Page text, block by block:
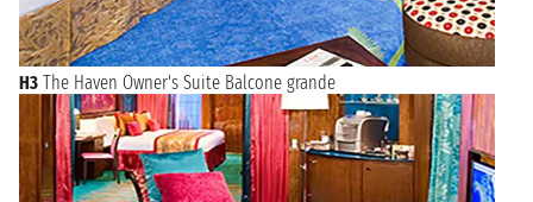
H3 The Haven Owner's Suite Balcone grande